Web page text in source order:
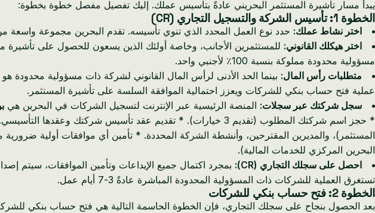
يبدأ مسار تأشيرة المستثمر البحريني عادةً بتأسيس عملك. إليك تفصيل مفصل خطوة بخطوة:
الخطوة 1: تأسيس الشركة والتسجيل التجاري (CR)
اختر نشاط عملك: حدد نوع العمل المحدد الذي تنوي تأسيسه. تقدم البحرين مجموعة واسعة
اختر هيكلك القانوني: للمستثمرين الأجانب، وخاصة أولئك الذين يسعون للحصول على
مسؤولية محدودة مملوكة بنسبة 100٪ لأجنبي واحد.
متطلبات رأس المال: بينما الحد الأدنى لرأس المال القانوني لشركة ذات مسؤولية محدودة هو 1 دينار بحريني،
عملية فتح حساب بنكي للشركات ويعزز احتمالية الموافقة السلسة على تأشيرة المستثمر.
سجل شركتك عبر سجلات: المنصة الرئيسية عبر الإنترنت لتسجيل الشركات في البحرين هي
* حجز اسم شركتك المطلوب (تقديم 3 خيارات). * تقديم عقد تأسيس
المستثمر)، والمديرين المقترحين، وأنشطة الشركة المحددة. * تأمين أي موافقات أولية
البحرين المركزي للخدمات المالية).
احصل على سجلك التجاري (CR):
بمجرد اكتمال جميع الإيداعات وتأمين الموافقات،
تستغرق العملية للشركات ذات المسؤولية المحدودة المباشرة عادةً 3-7 أيام عمل.
الخطوة 2: فتح حساب بنكي للشركات